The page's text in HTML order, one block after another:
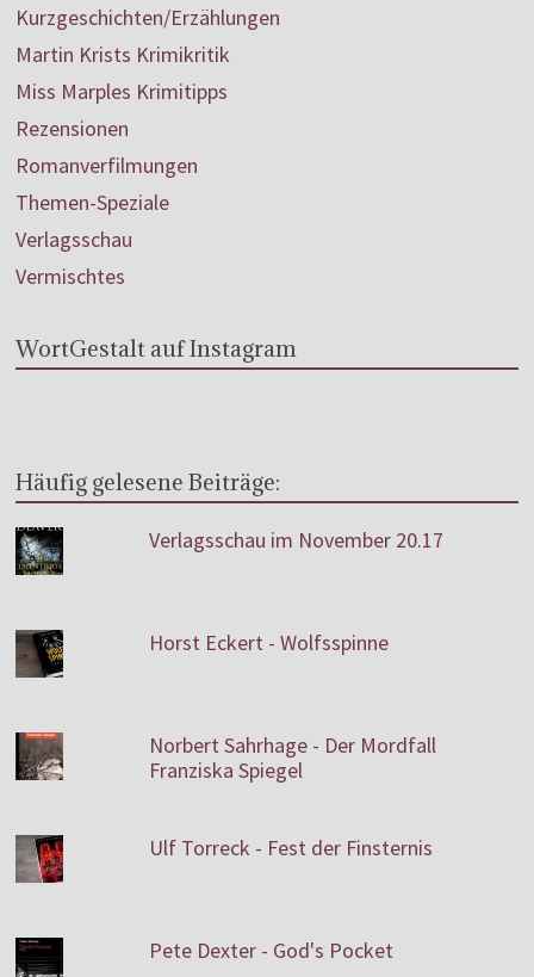
Kurzgeschichten/Erzählungen
Martin Krists Krimikritik
Miss Marples Krimitipps
Rezensionen
Romanverfilmungen
Themen-Speziale
Verlagsschau
Vermischtes
WortGestalt auf Instagram
Häufig gelesene Beiträge:
Verlagsschau im November 20.17
Horst Eckert - Wolfsspinne
Norbert Sahrhage - Der Mordfall
Franziska Spiegel
Ulf Torreck - Fest der Finsternis
Pete Dexter - God's Pocket